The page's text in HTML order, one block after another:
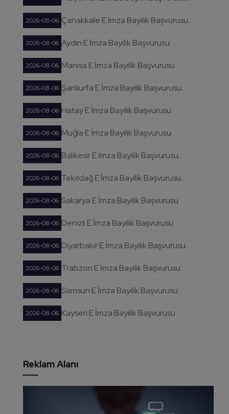
2026-08-06 Çanakkale E İmza Bayilik Başvurusu...
2026-08-06 Aydın E İmza Bayilik Başvurusu
2026-08-06 Manisa E İmza Bayilik Başvurusu
2026-08-06 Şanlıurfa E İmza Bayilik Başvurusu...
2026-08-06 Hatay E İmza Bayilik Başvurusu
2026-08-06 Muğla E İmza Bayilik Başvurusu
2026-08-06 Balıkesir E İmza Bayilik Başvurusu...
2026-08-06 Tekirdağ E İmza Bayilik Başvurusu...
2026-08-06 Sakarya E İmza Bayilik Başvurusu
2026-08-06 Denizli E İmza Bayilik Başvurusu
2026-08-06 Diyarbakır E İmza Bayilik Başvurusu...
2026-08-06 Trabzon E İmza Bayilik Başvurusu
2026-08-06 Samsun E İmza Bayilik Başvurusu
2026-08-06 Kayseri E İmza Bayilik Başvurusu
Reklam Alanı